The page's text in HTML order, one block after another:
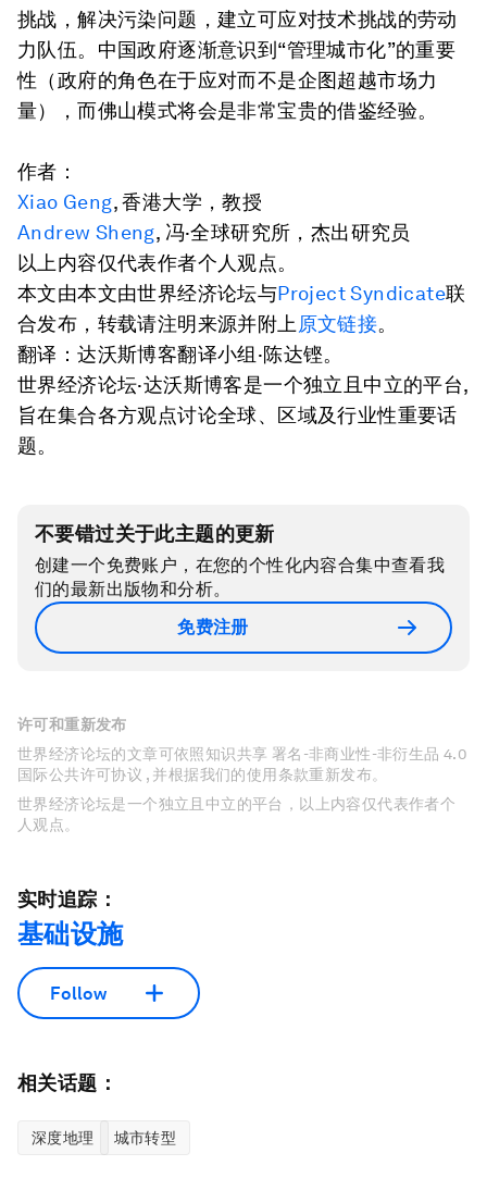
挑战，解决污染问题，建立可应对技术挑战的劳动
力队伍。中国政府逐渐意识到“管理城市化”的重要
性（政府的角色在于应对而不是企图超越市场力
量），而佛山模式将会是非常宝贵的借鉴经验。
作者：
Xiao Geng, 香港大学，教授
Andrew Sheng, 冯·全球研究所，杰出研究员
以上内容仅代表作者个人观点。
本文由本文由世界经济论坛与Project Syndicate联
合发布，转载请注明来源并附上 原文链接。
翻译：达沃斯博客翻译小组·陈达铿。
世界经济论坛·达沃斯博客是一个独立且中立的平台,
旨在集合各方观点讨论全球、区域及行业性重要话
题。
不要错过关于此主题的更新
创建一个免费账户，在您的个性化内容合集中查看我
们的最新出版物和分析。
免费注册
许可和重新发布
世界经济论坛的文章可依照知识共享 署名-非商业性-非衍生品 4.0
国际公共许可协议 , 并根据我们的使用条款重新发布。
世界经济论坛是一个独立且中立的平台，以上内容仅代表作者个
人观点。
实时追踪：
基础设施
Follow
相关话题：
深度地理 城市转型